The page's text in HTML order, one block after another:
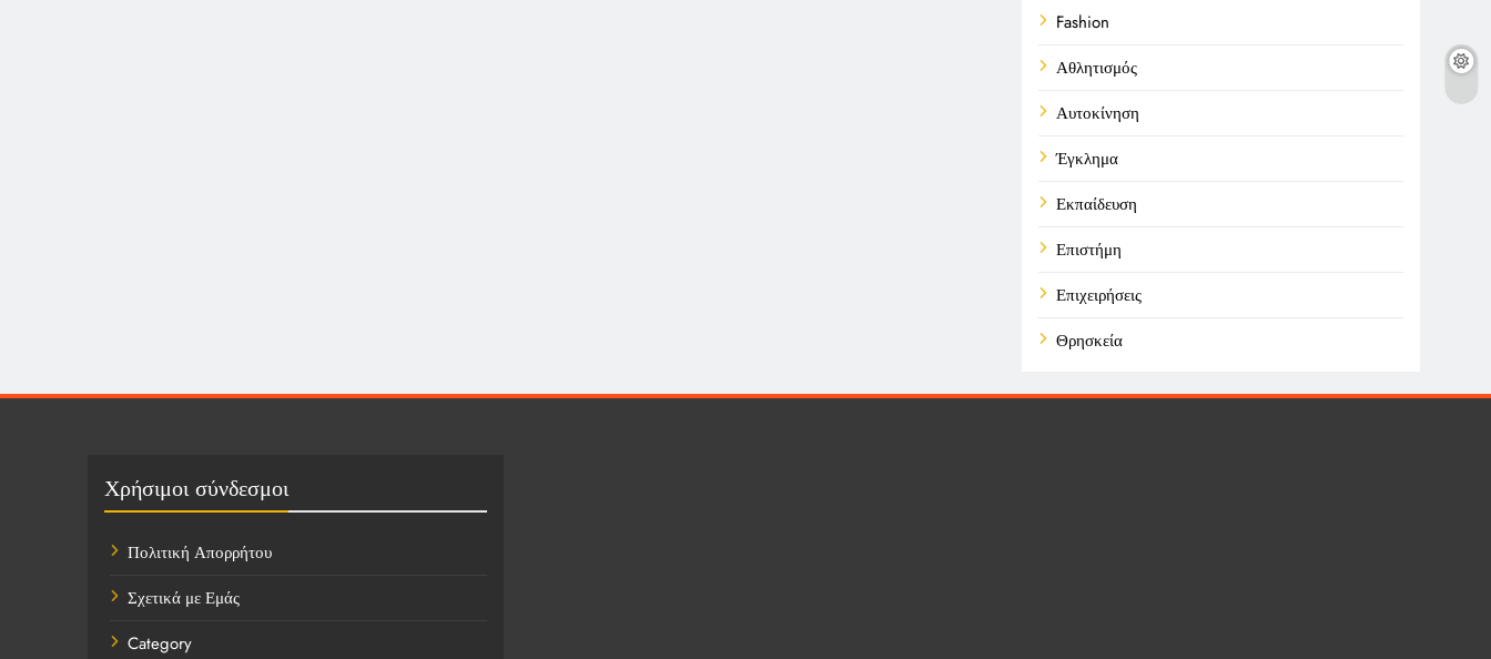
Fashion
Αθλητισμός
Αυτοκίνηση
Έγκλημα
Εκπαίδευση
Επιστήμη
Επιχειρήσεις
Θρησκεία
Χρήσιμοι σύνδεσμοι
Πολιτική Απορρήτου
Σχετικά με Εμάς
Category